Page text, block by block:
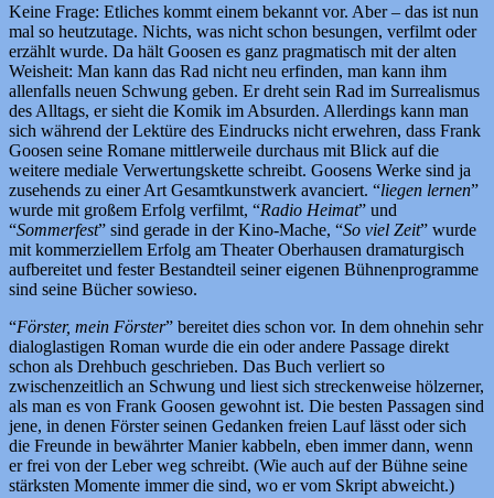
Keine Frage: Etliches kommt einem bekannt vor. Aber – das ist nun
mal so heutzutage. Nichts, was nicht schon besungen, verfilmt oder
erzählt wurde. Da hält Goosen es ganz pragmatisch mit der alten
Weisheit: Man kann das Rad nicht neu erfinden, man kann ihm
allenfalls neuen Schwung geben. Er dreht sein Rad im Surrealismus
des Alltags, er sieht die Komik im Absurden. Allerdings kann man
sich während der Lektüre des Eindrucks nicht erwehren, dass Frank
Goosen seine Romane mittlerweile durchaus mit Blick auf die
weitere mediale Verwertungskette schreibt. Goosens Werke sind ja
zusehends zu einer Art Gesamtkunstwerk avanciert. “liegen lernen”
wurde mit großem Erfolg verfilmt, “Radio Heimat” und
“Sommerfest” sind gerade in der Kino-Mache, “So viel Zeit” wurde
mit kommerziellem Erfolg am Theater Oberhausen dramaturgisch
aufbereitet und fester Bestandteil seiner eigenen Bühnenprogramme
sind seine Bücher sowieso.
“Förster, mein Förster” bereitet dies schon vor. In dem ohnehin sehr
dialoglastigen Roman wurde die ein oder andere Passage direkt
schon als Drehbuch geschrieben. Das Buch verliert so
zwischenzeitlich an Schwung und liest sich streckenweise hölzerner,
als man es von Frank Goosen gewohnt ist. Die besten Passagen sind
jene, in denen Förster seinen Gedanken freien Lauf lässt oder sich
die Freunde in bewährter Manier kabbeln, eben immer dann, wenn
er frei von der Leber weg schreibt. (Wie auch auf der Bühne seine
stärksten Momente immer die sind, wo er vom Skript abweicht.)